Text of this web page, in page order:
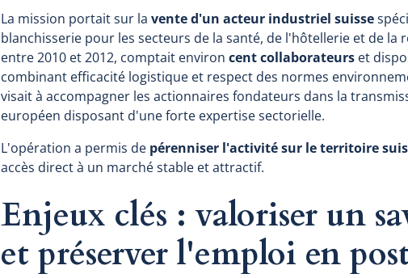
La mission portait sur lavente d'un acteur industriel suisse
blanchisserie pour les secteurs de la santé, de l'hôtellerie et de la
entre 2010 et 2012, comptait environcent collaborateurs et
combinant efficacité logistique et respect des normes
visait à accompagner les actionnaires fondateurs dans la
européen disposant d'une forte expertise sectorielle.
L'opération a permis de pérenniser l'activité sur le territoire
accès direct à un marché stable et attractif.
Enjeux clés : valoriser un
et préserver l'emploi en